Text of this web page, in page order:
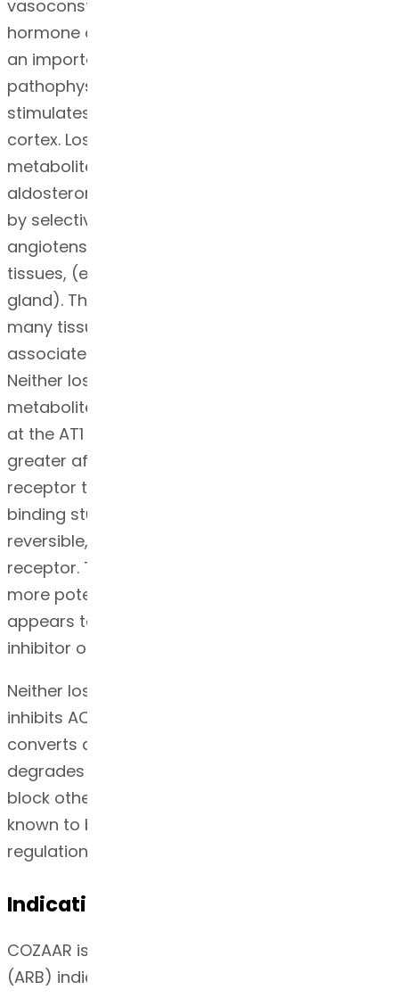
vasoconstrictor, the primary vasoactive
hormone of the renin-angiotensin system, and
an important component in the
pathophysiology of hypertension. It also
stimulates aldosterone secretion by the adrenal
cortex. Losartan and its principal active
metabolite block the vasoconstrictor and
aldosterone-secreting effects of angiotensin II
by selectively blocking the binding of
angiotensin II to the AT1 receptor found in many
tissues, (e.g., vascular smooth muscle, adrenal
gland). There is also an AT2 receptor found in
many tissues but it is not known to be
associated with cardiovascular homeostasis.
Neither losartan nor its principal active
metabolite exhibits any partial agonist activity
at the AT1 receptor, and both have much
greater affinity (about 1000-fold) for the AT1
receptor than for the AT2 receptor. In vitro
binding studies indicate that losartan is a
reversible, competitive inhibitor of the AT1
receptor. The active metabolite is 10 to 40 times
more potent by weight than losartan and
appears to be a reversible, non-competitive
inhibitor of the AT1 receptor.
Neither losartan nor its active metabolite
inhibits ACE (kininase II, the enzyme that
converts angiotensin I to angiotensin II and
degrades bradykinin), nor do they bind to or
block other hormone receptors or ion channels
known to be important in cardiovascular
regulation.
Indication
COZAAR is an angiotensin II receptor blocker
(ARB) indicated for: